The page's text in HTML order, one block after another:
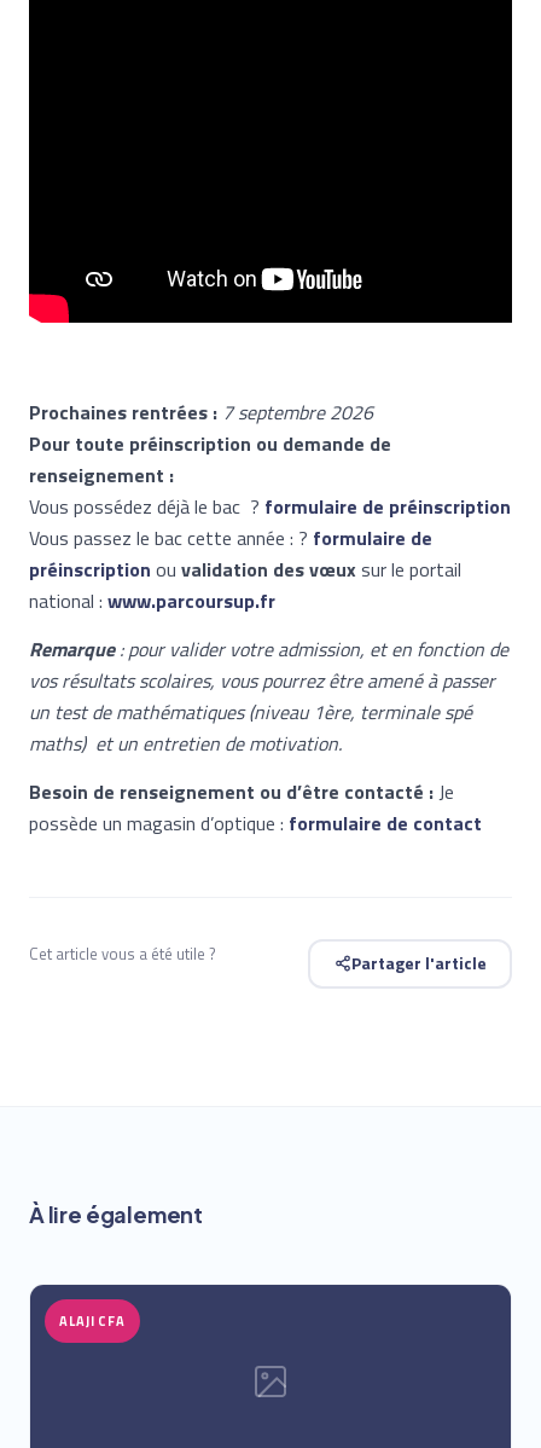
Prochaines rentrées : 7 septembre 2026
Pour toute préinscription ou demande de
renseignement :
Vous possédez déjà le bac ? formulaire de préinscription
Vous passez le bac cette année : ? formulaire de
préinscription ou validation des vœuxsur le portail
national : www.parcoursup.fr
Remarque: pour valider votre admission, et en fonction de
vos résultats scolaires, vous pourrez être amené à passer
un test de mathématiques (niveau 1ère, terminale spé
maths) et un entretien de motivation.
Besoin de renseignement ou d’être contacté :Je
possède un magasin d’optique : formulaire de contact
Cet article vous a été utile ? Partager l'article
À lire également
ALAJI CFA